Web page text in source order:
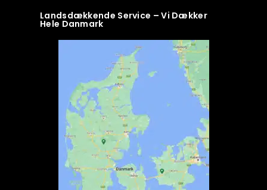
Landsdækkende Service – Vi Dækker
Hele Danmark